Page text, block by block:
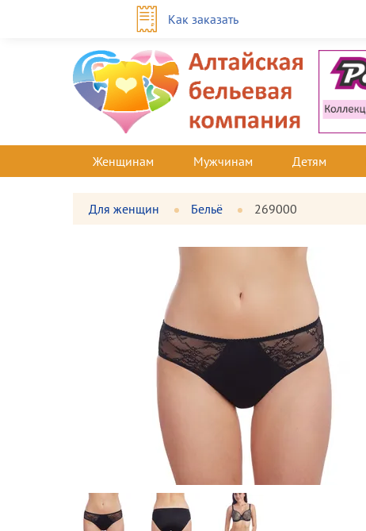
Как заказать
Женщинам Мужчинам Детям
Для женщин Бельё 269000
Фотографии
Предпросмотр
фотографий